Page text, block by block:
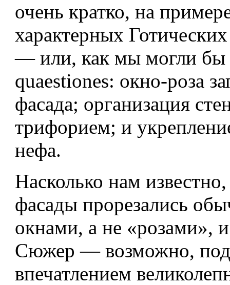
очень кратко, на
характерных
— или, как мы могли бы
quaestiones: окно-роза
фасада; организация
трифорием; и
нефа.
Насколько нам
фасады прорезались
окнами, а не «розами»,
Сюжер — возможно, под
впечатлением